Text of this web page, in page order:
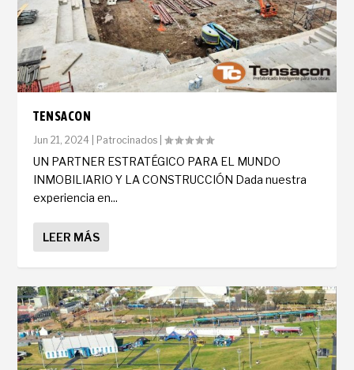
TENSACON
Jun 21, 2024 Patrocinados |
UN PARTNER ESTRATÉGICO PARA EL MUNDO
INMOBILIARIO Y LA CONSTRUCCIÓN Dada nuestra
experiencia en...
LEER MÁS